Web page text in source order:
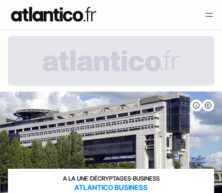
A LA UNE›DÉCRYPTAGES›BUSINESS
ATLANTICO BUSINESS